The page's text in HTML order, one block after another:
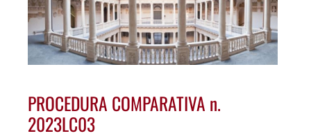
PROCEDURA COMPARATIVA n.
2023LC03